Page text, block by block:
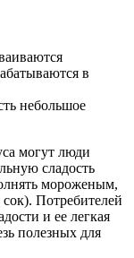
в
небольшое
могут люди
сладость
мороженым,
Потребителей
и ее легкая
полезных для